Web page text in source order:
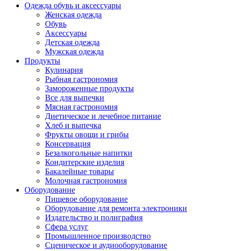
Одежда обувь и аксессуары
Женская одежда
Обувь
Аксессуары
Детская одежда
Мужская одежда
Продукты
Кулинария
Рыбная гастрономия
Замороженные продукты
Все для выпечки
Мясная гастрономия
Диетическое и лечебное питание
Хлеб и выпечка
Фрукты овощи и грибы
Консервация
Безалкогольные напитки
Кондитерские изделия
Бакалейные товары
Молочная гастрономия
Оборудование
Пищевое оборудование
Оборудование для ремонта электроники
Издательство и полиграфия
Сфера услуг
Промышленное производство
Сценическое и аудиооборудование